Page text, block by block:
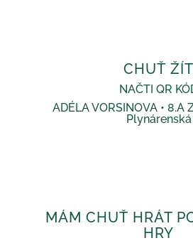
CHUŤ ŽÍT
NAČTI QR
ADÉLA VORSINOVA •
Plynárenská
MÁM CHUŤ HRÁT
HRY